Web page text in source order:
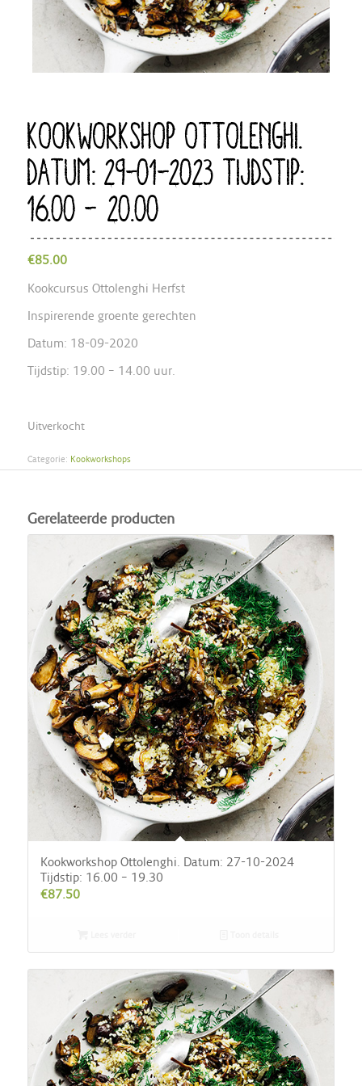
KOOKWORKSHOP OTTOLENGHI.
DATUM: 29-01-2023 TIJDSTIP:
16.00 – 20.00
€85.00
Kookcursus Ottolenghi Herfst
Inspirerende groente gerechten
Datum: 18-09-2020
Tijdstip: 19.00 – 14.00 uur.
Uitverkocht
Categorie: Kookworkshops
Gerelateerde producten
Kookworkshop Ottolenghi. Datum: 27-10-2024
Tijdstip: 16.00 – 19.30
€87.50